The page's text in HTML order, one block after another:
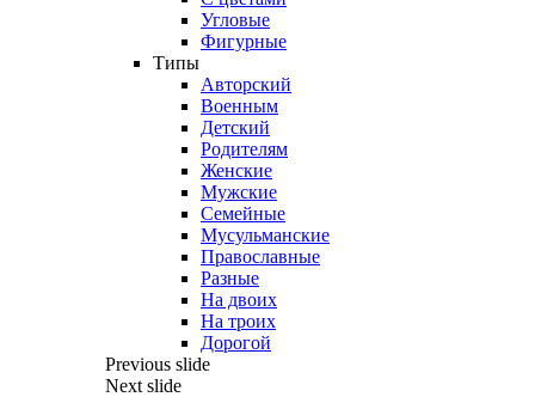
Угловые
Фигурные
Типы
Авторский
Военным
Детский
Родителям
Женские
Мужские
Семейные
Мусульманские
Православные
Разные
На двоих
На троих
Дорогой
Previous slide
Next slide